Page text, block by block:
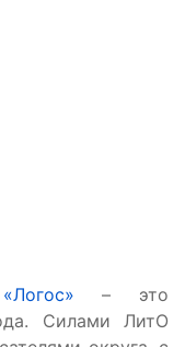
«Логос» – это
Силами ЛитО